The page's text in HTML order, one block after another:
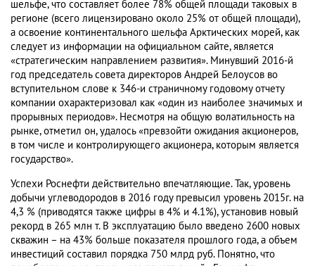
шельфе, что составляет более 78% общей площади таковых в
регионе (всего лицензировано около 25% от общей площади),
а освоение континентального шельфа Арктических морей, как
следует из информации на официальном сайте, является
«стратегическим направлением развития». Минувший 2016-й
год председатель совета директоров Андрей Белоусов во
вступительном слове к 346-и страничному годовому отчету
компании охарактеризовал как «один из наиболее значимых и
прорывных периодов». Несмотря на общую волатильность на
рынке, отметил он, удалось «превзойти ожидания акционеров,
в том числе и контролирующего акционера, которым является
государство».
Успехи Роснефти действительно впечатляющие. Так, уровень
добычи углеводородов в 2016 году превысил уровень 2015г. на
4,3 % (приводятся также цифры в 4% и 4.1%), установив новый
рекорд в 265 млн т. В эксплуатацию было введено 2600 новых
скважин – на 43% больше показателя прошлого года, а объем
инвестиций составил порядка 750 млрд руб. Понятно, что